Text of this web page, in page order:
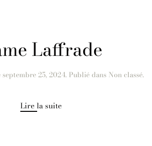
Laffrade
septembre 25, 2024. Publié dans Non classé.
Lire la suite